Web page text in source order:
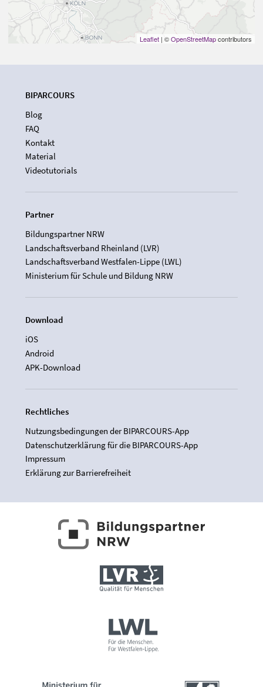
Leaflet | ©OpenStreetMapcontributors
BIPARCOURS
Blog
FAQ
Kontakt
Material
Videotutorials
Partner
Bildungspartner NRW
Landschaftsverband Rheinland (LVR)
Landschaftsverband Westfalen-Lippe (LWL)
Ministerium für Schule und Bildung NRW
Download
iOS
Android
APK-Download
Rechtliches
Nutzungsbedingungen der BIPARCOURS-App
Datenschutzerklärung für die BIPARCOURS-App
Impressum
Erklärung zur Barrierefreiheit